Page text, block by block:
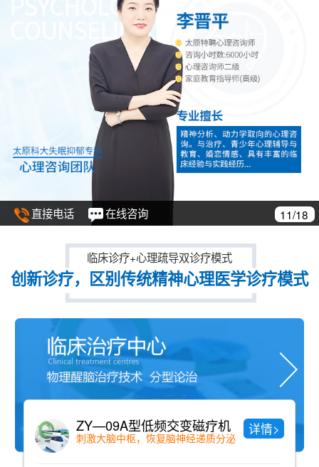
直接电话 在线咨询 12/18
临床诊疗+心理疏导双诊疗模式
创新诊疗，区别传统精神心理医学诊疗模式
详情> 中药药浴
纯中药配方、老少咸宜